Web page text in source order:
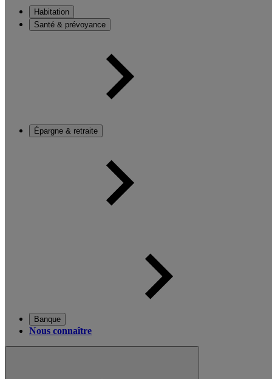
Habitation
Santé & prévoyance
Épargne & retraite
Banque
Nous connaître